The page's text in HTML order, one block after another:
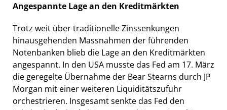
Angespannte Lage an den Kreditmärkten
Trotz weit über traditionelle Zinssenkungen
hinausgehenden Massnahmen der führenden
Notenbanken blieb die Lage an den Kreditmärkten
angespannt. In den USA musste das Fed am 17. März
die geregelte Übernahme der Bear Stearns durch JP
Morgan mit einer weiteren Liquiditätszufuhr
orchestrieren. Insgesamt senkte das Fed den